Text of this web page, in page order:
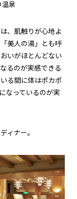
温泉
、肌触りが心地よ
美人の湯」とも呼
いがほとんどない
るのが実感できる
る間に体はポカポ
なっているのが実
ィナー。